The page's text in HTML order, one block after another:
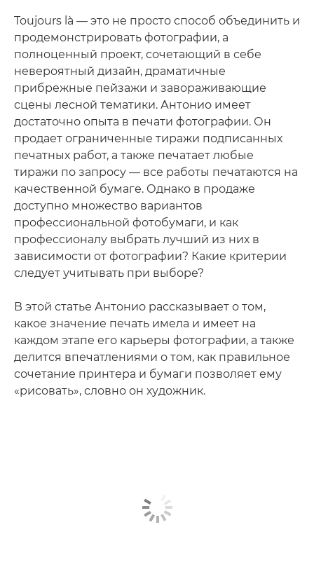
Toujours là — это не просто способ объединить и
продемонстрировать фотографии, а
полноценный проект, сочетающий в себе
невероятный дизайн, драматичные
прибрежные пейзажи и завораживающие
сцены лесной тематики. Антонио имеет
достаточно опыта в печати фотографии. Он
продает ограниченные тиражи подписанных
печатных работ, а также печатает любые
тиражи по запросу — все работы печатаются на
качественной бумаге. Однако в продаже
доступно множество вариантов
профессиональной фотобумаги, и как
профессионалу выбрать лучший из них в
зависимости от фотографии? Какие критерии
следует учитывать при выборе?
В этой статье Антонио рассказывает о том,
какое значение печать имела и имеет на
каждом этапе его карьеры фотографии, а также
делится впечатлениями о том, как правильное
сочетание принтера и бумаги позволяет ему
«рисовать», словно он художник.